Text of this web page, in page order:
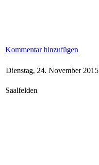
Kommentar hinzufügen
Dienstag, 24. November 2015
Saalfelden